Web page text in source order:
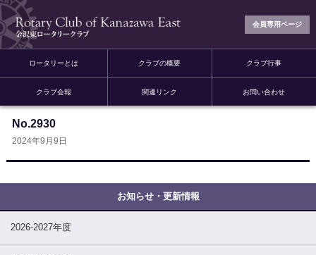
会員専用ページ
ロータリーとは クラブの概要 クラブ行事
クラブ会報 関連リンク お問い合わせ
No.2930
2024年9月9日
2026-2027年度